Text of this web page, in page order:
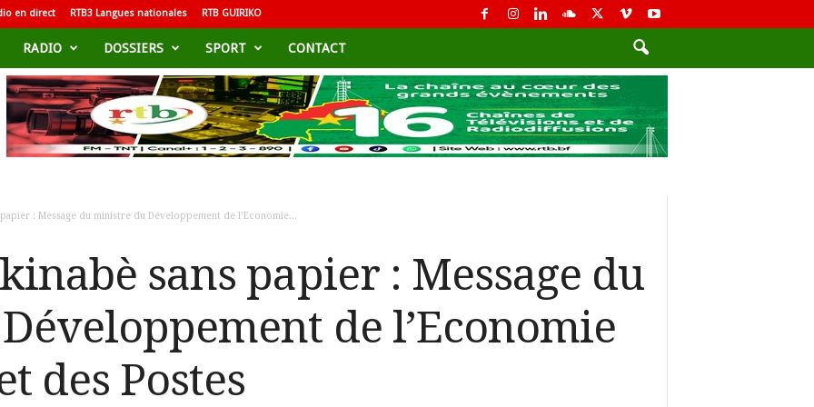
en direct RTB3 Langues nationales RTB GUIRIKO
RADIO DOSSIERS SPORT CONTACT
: Message du ministre du Développement de l’Economie...
sans papier : Message du
de l’Economie
des Postes